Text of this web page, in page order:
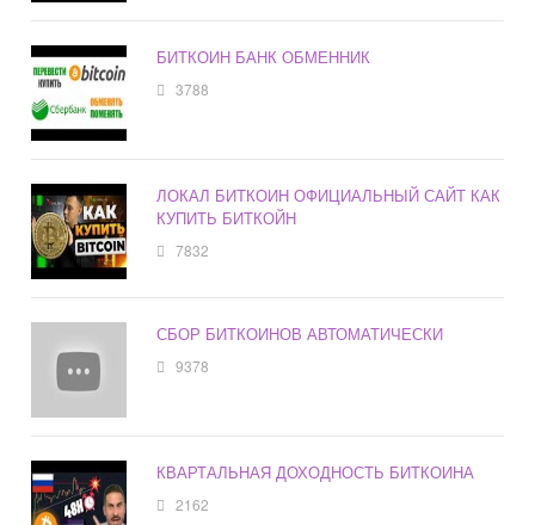
БИТКОИН БАНК ОБМЕННИК
3788
ЛОКАЛ БИТКОИН ОФИЦИАЛЬНЫЙ САЙТ КАК
КУПИТЬ БИТКОЙН
7832
СБОР БИТКОИНОВ АВТОМАТИЧЕСКИ
9378
КВАРТАЛЬНАЯ ДОХОДНОСТЬ БИТКОИНА
2162